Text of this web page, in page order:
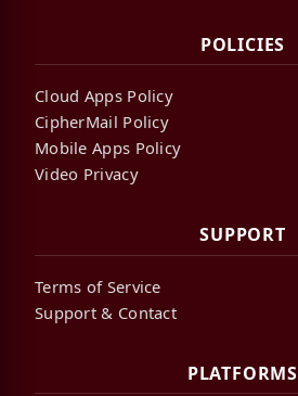
POLICIES
Cloud Apps Policy
CipherMail Policy
Mobile Apps Policy
Video Privacy
SUPPORT
Terms of Service
Support & Contact
PLATFORMS